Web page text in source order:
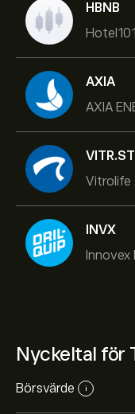
HBNB
AXIA
AXIA
VITR.ST
Vitrolife
INVX
Nyckeltal för
Börsvärde i